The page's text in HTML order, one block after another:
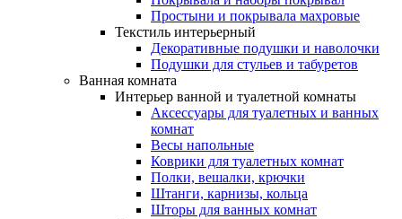
Простыни и покрывала махровые
Текстиль интерьерный
Декоративные подушки и наволочки
Подушки для стульев и табуретов
Ванная комната
Интерьер ванной и туалетной комнаты
Аксессуары для туалетных и ванных
комнат
Весы напольные
Коврики для туалетных комнат
Полки, вешалки, крючки
Штанги, карнизы, кольца
Шторы для ванных комнат